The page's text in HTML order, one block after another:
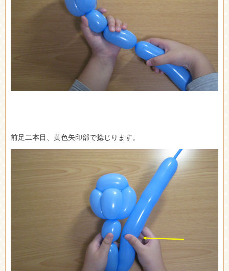
前足二本目、黄色矢印部で捻じります。